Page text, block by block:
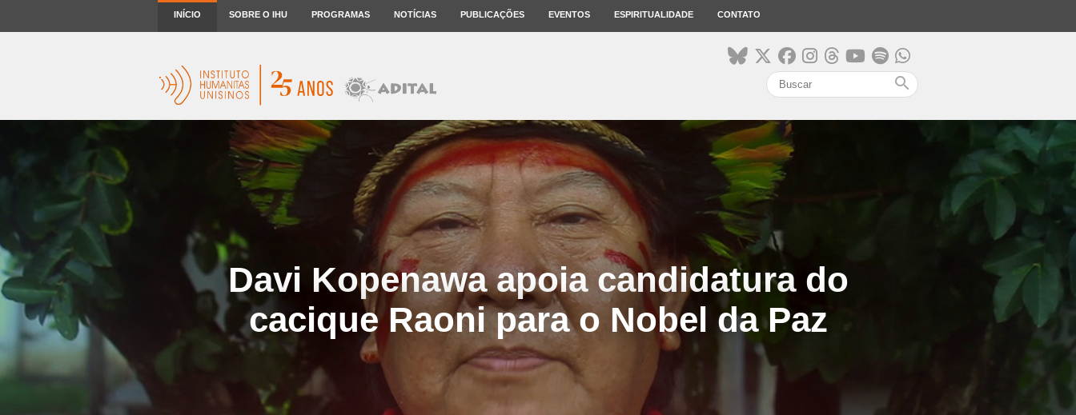
INÍCIO SOBRE O IHU PROGRAMAS NOTÍCIAS PUBLICAÇÕES EVENTOS ESPIRITUALIDADE CONTATO
search
Davi Kopenawa apoia candidatura do
cacique Raoni para o Nobel da Paz